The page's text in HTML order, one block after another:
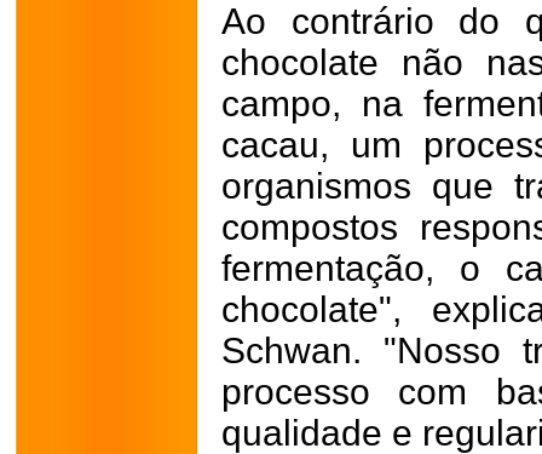
Ao contrário do
chocolate não
campo, na
cacau, um
organismos que
compostos
fermentação, o
chocolate",
Schwan. "Nosso
processo com
qualidade e